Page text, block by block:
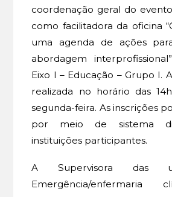
coordenação geral do
como facilitadora da oficina
uma agenda de ações
abordagem
Eixo I – Educação – Grupo I.
realizada no horário das
segunda-feira. As inscrições
por meio de sistema
instituições participantes.
A Supervisora das
Emergência/enfermaria